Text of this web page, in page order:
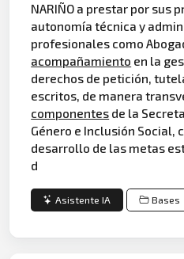
NARIÑO a prestar por sus
autonomía técnica y
profesionales como
acompañamiento en la
derechos de petición,
escritos, de manera
componentes de la
Género e Inclusión Social,
desarrollo de las metas
d
Asistente IA Bases